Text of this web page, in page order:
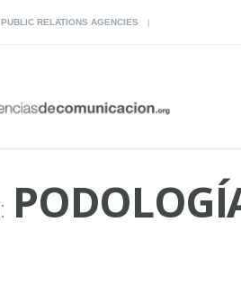
PUBLIC RELATIONS AGENCIES